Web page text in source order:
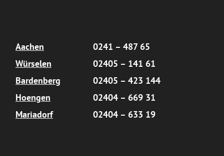
Aachen
0241 – 487 65
Würselen
02405 – 141 61
Bardenberg
02405 – 423 144
Hoengen
02404 – 669 31
Mariadorf
02404 – 633 19